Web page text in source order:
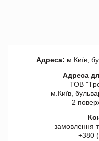
Адреса: м.Київ,
Адреса
ТОВ
м.Київ,
2
замовлення
+380